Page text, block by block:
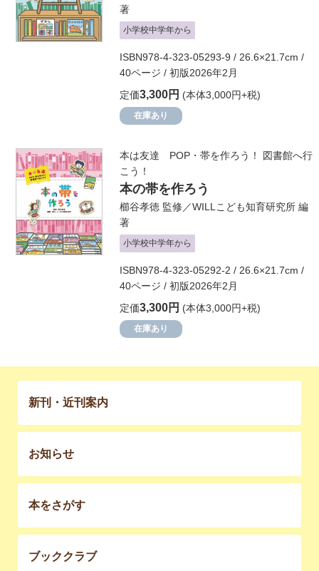
著
小学校中学年から
ISBN978-4-323-05293-9 / 26.6×21.7cm /
40ページ / 初版2026年2月
定価3,300円 (本体3,000円+税)
在庫あり
本は友達 POP・帯を作ろう！ 図書館へ行
こう！
本の帯を作ろう
櫛谷孝徳 監修／WILLこども知育研究所 編
著
小学校中学年から
ISBN978-4-323-05292-2 / 26.6×21.7cm /
40ページ / 初版2026年2月
定価3,300円 (本体3,000円+税)
在庫あり
新刊・近刊案内
お知らせ
本をさがす
ブッククラブ